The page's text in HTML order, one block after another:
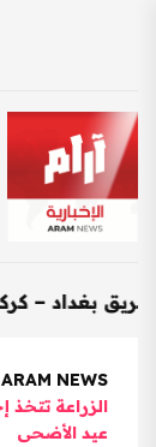
كركوك بعد
ARAM NEWS | أرام الإخبارية
الزراعة تتخذ
عيد الأضحى